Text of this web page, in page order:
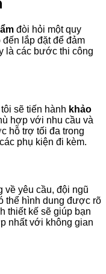
đòi hỏi một quy
lắp đặt để đảm
là các bước thi công
sẽ tiến hành khảo
hợp với nhu cầu và
hỗ trợ tối đa trong
phụ kiện đi kèm.
về yêu cầu, đội ngũ
thể hình dung được rõ
thiết kế sẽ giúp bạn
nhất với không gian